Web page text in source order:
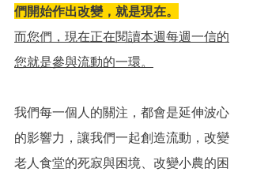
們開始作出改變，就是現在。
而您們，現在正在閱讀本週每週一信的
您就是參與流動的一環。
我們每一個人的關注，都會是延伸波心
的影響力，讓我們一起創造流動，改變
老人食堂的死寂與困境、改變小農的困